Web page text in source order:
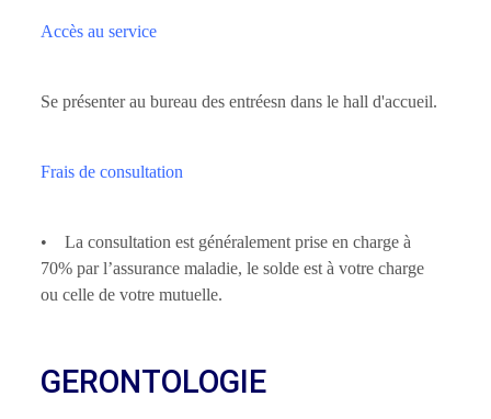
Accès au service
Se présenter au bureau des entréesn dans le hall d'accueil.
Frais de consultation
• La consultation est généralement prise en charge à
70% par l’assurance maladie, le solde est à votre charge
ou celle de votre mutuelle.
GERONTOLOGIE